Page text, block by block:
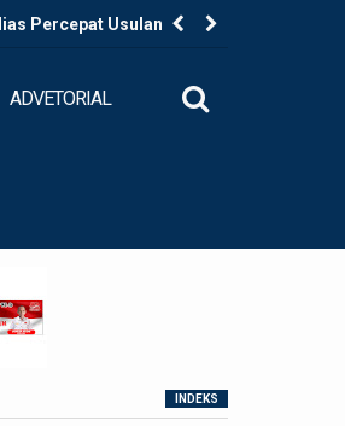
Percepat Usulan BKP
ADVETORIAL
INDEKS